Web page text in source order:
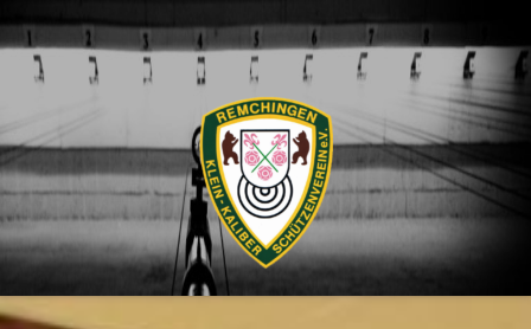
to
content